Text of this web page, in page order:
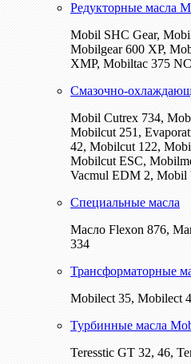
Редукторные масла
Mobil SHC Gear,
Mobilgear 600 XP,
XМP, Mobiltac 375
Смазочно-
Mobil Cutrex 734,
Mobilcut 251,
42, Mobilcut 122,
Mobilcut ESC,
Vacmul EDM 2, Mobil
Специальные масла
Масло Flexon 876,
334
Трансформаторные
Mobilect 35, Mobilect
Турбинные масла
Teresstic GT 32, 46,